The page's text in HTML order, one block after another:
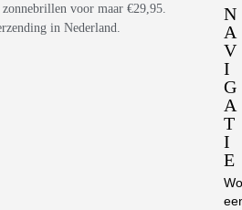
zonnebrillen voor maar €29,95.
in Nederland.
N
A
V
I
G
A
T
I
E